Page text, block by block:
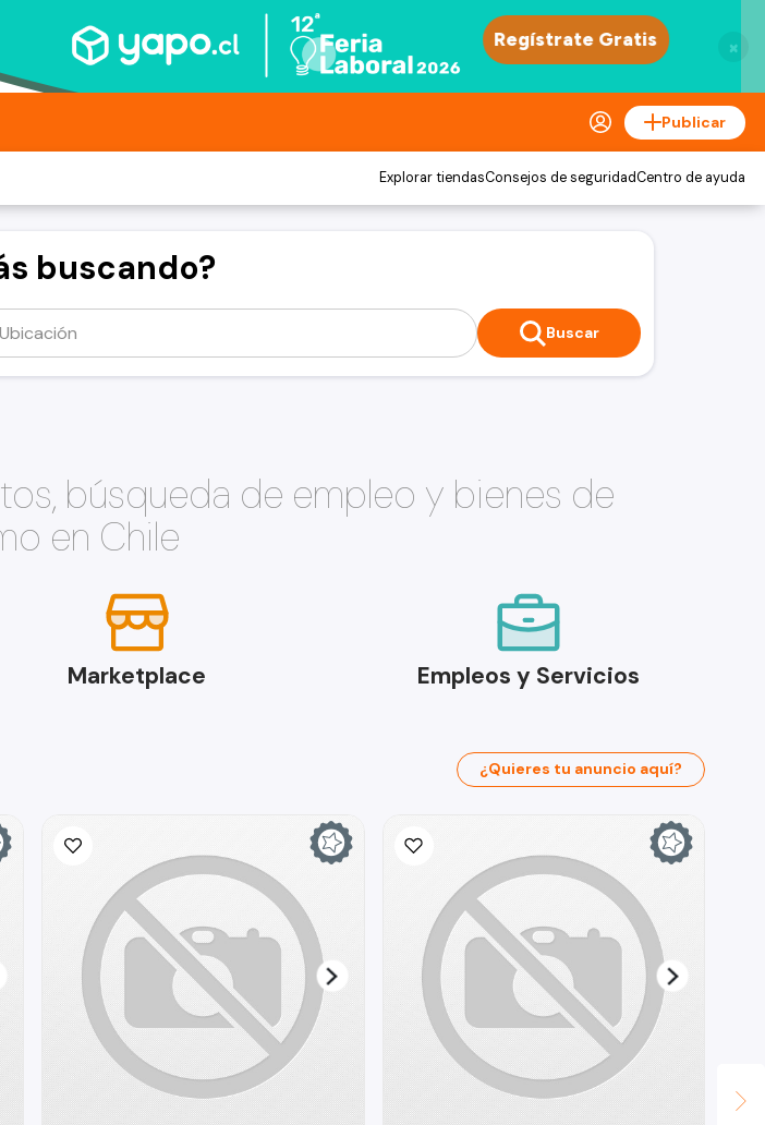
×
Publicar
Explorar tiendasConsejos de seguridadCentro de ayuda
buscando?
Buscar
búsqueda de empleo y bienes de
en Chile
Marketplace Empleos y Servicios
¿Quieres tu anuncio aquí?